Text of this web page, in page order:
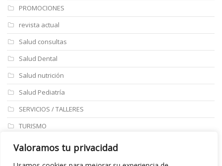
Valoramos tu privacidad
PROMOCIONES
revista actual
Salud consultas
Salud Dental
Salud nutrición
Salud Pediatría
SERVICIOS / TALLERES
TURISMO
ULTIMAS NOTICIAS